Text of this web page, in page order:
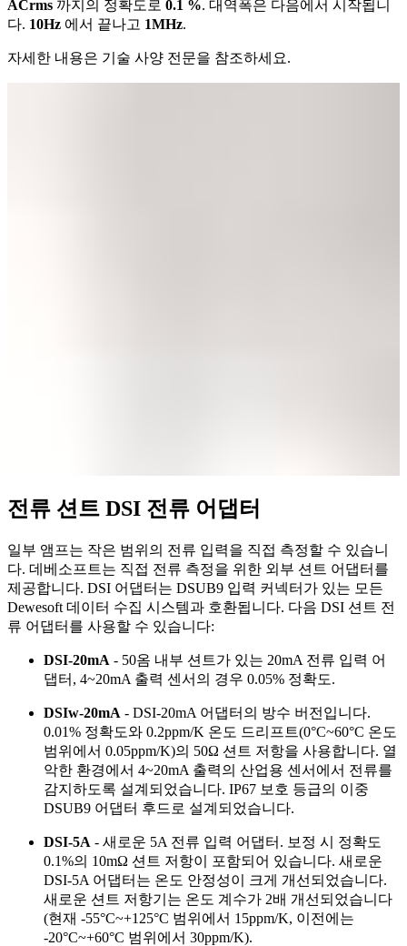
ACrms 까지의 정확도로 0.1 %. 대역폭은 다음에서 시작됩니
다. 10Hz 에서 끝나고 1MHz.
자세한 내용은 기술 사양 전문을 참조하세요.
전류 션트 DSI 전류 어댑터
일부 앰프는 작은 범위의 전류 입력을 직접 측정할 수 있습니
다. 데베소프트는 직접 전류 측정을 위한 외부 션트 어댑터를
제공합니다. DSI 어댑터는 DSUB9 입력 커넥터가 있는 모든
Dewesoft 데이터 수집 시스템과 호환됩니다. 다음 DSI 션트 전
류 어댑터를 사용할 수 있습니다:
DSI-20mA - 50옴 내부 션트가 있는 20mA 전류 입력 어
댑터, 4~20mA 출력 센서의 경우 0.05% 정확도.
DSIw-20mA - DSI-20mA 어댑터의 방수 버전입니다.
0.01% 정확도와 0.2ppm/K 온도 드리프트(0°C~60°C 온도
범위에서 0.05ppm/K)의 50Ω 션트 저항을 사용합니다. 열
악한 환경에서 4~20mA 출력의 산업용 센서에서 전류를
감지하도록 설계되었습니다. IP67 보호 등급의 이중
DSUB9 어댑터 후드로 설계되었습니다.
DSI-5A - 새로운 5A 전류 입력 어댑터. 보정 시 정확도
0.1%의 10mΩ 션트 저항이 포함되어 있습니다. 새로운
DSI-5A 어댑터는 온도 안정성이 크게 개선되었습니다.
새로운 션트 저항기는 온도 계수가 2배 개선되었습니다
(현재 -55°C~+125°C 범위에서 15ppm/K, 이전에는
-20°C~+60°C 범위에서 30ppm/K).